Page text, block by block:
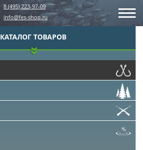
8 (495) 223-97-09
info@fes-shop.ru
КАТАЛОГ ТОВАРОВ